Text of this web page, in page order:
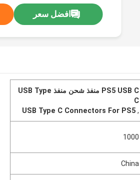
افضل سعر
PS5 USB C منفذ شحن منفذ USB Type
C
,
USB Type C Connectors For PS5
1000
China